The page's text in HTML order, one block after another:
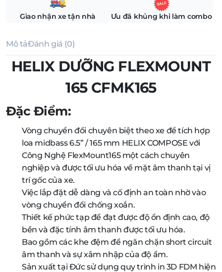
Giao nhận xe tận nhà Ưu đã khủng khi làm combo
Mô tảĐánh giá (0)
HELIX DƯỠNG FLEXMOUNT
165 CFMK165
Đặc Điểm:
Vòng chuyển đổi chuyên biệt theo xe để tích hợp
loa midbass 6.5” / 165 mm HELIX COMPOSE với
Công Nghệ FlexMount165 một cách chuyên
nghiệp và được tối ưu hóa về mặt âm thanh tại vị
trí gốc của xe.
Việc lắp đặt dễ dàng và cố định an toàn nhờ vào
vòng chuyển đổi chống xoắn.
Thiết kế phức tạp để đạt được độ ổn định cao, độ
bền và đặc tính âm thanh được tối ưu hóa.
Bao gồm các khe đệm để ngăn chặn short circuit
âm thanh và sự xâm nhập của độ ẩm.
Sản xuất tại Đức sử dụng quy trình in 3D FDM hiện